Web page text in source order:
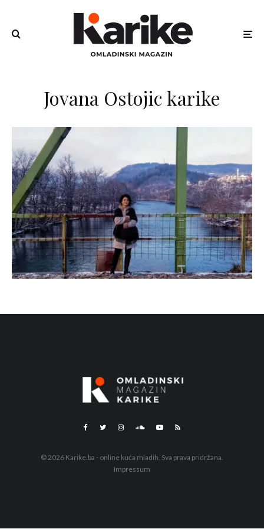
Jovana Ostojic karike
© 2026 Karike.ba - online kuća mladih. Sva prava pridržana.
Impressum